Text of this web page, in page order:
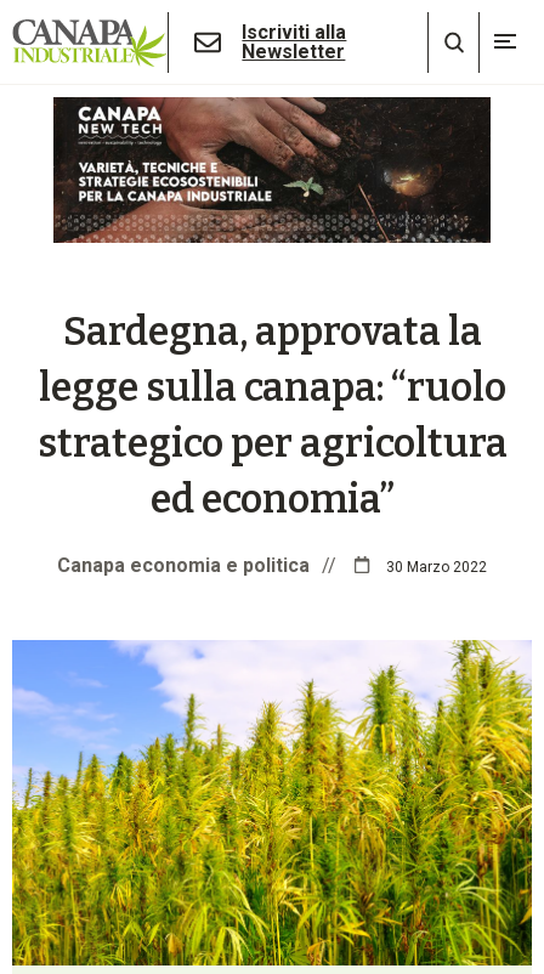
Iscriviti alla
Newsletter
Sardegna, approvata la
legge sulla canapa: “ruolo
strategico per agricoltura
ed economia”
Canapa economia e politica // 30 Marzo 2022